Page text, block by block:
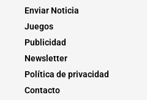
Enviar Noticia
Juegos
Publicidad
Newsletter
Política de privacidad
Contacto